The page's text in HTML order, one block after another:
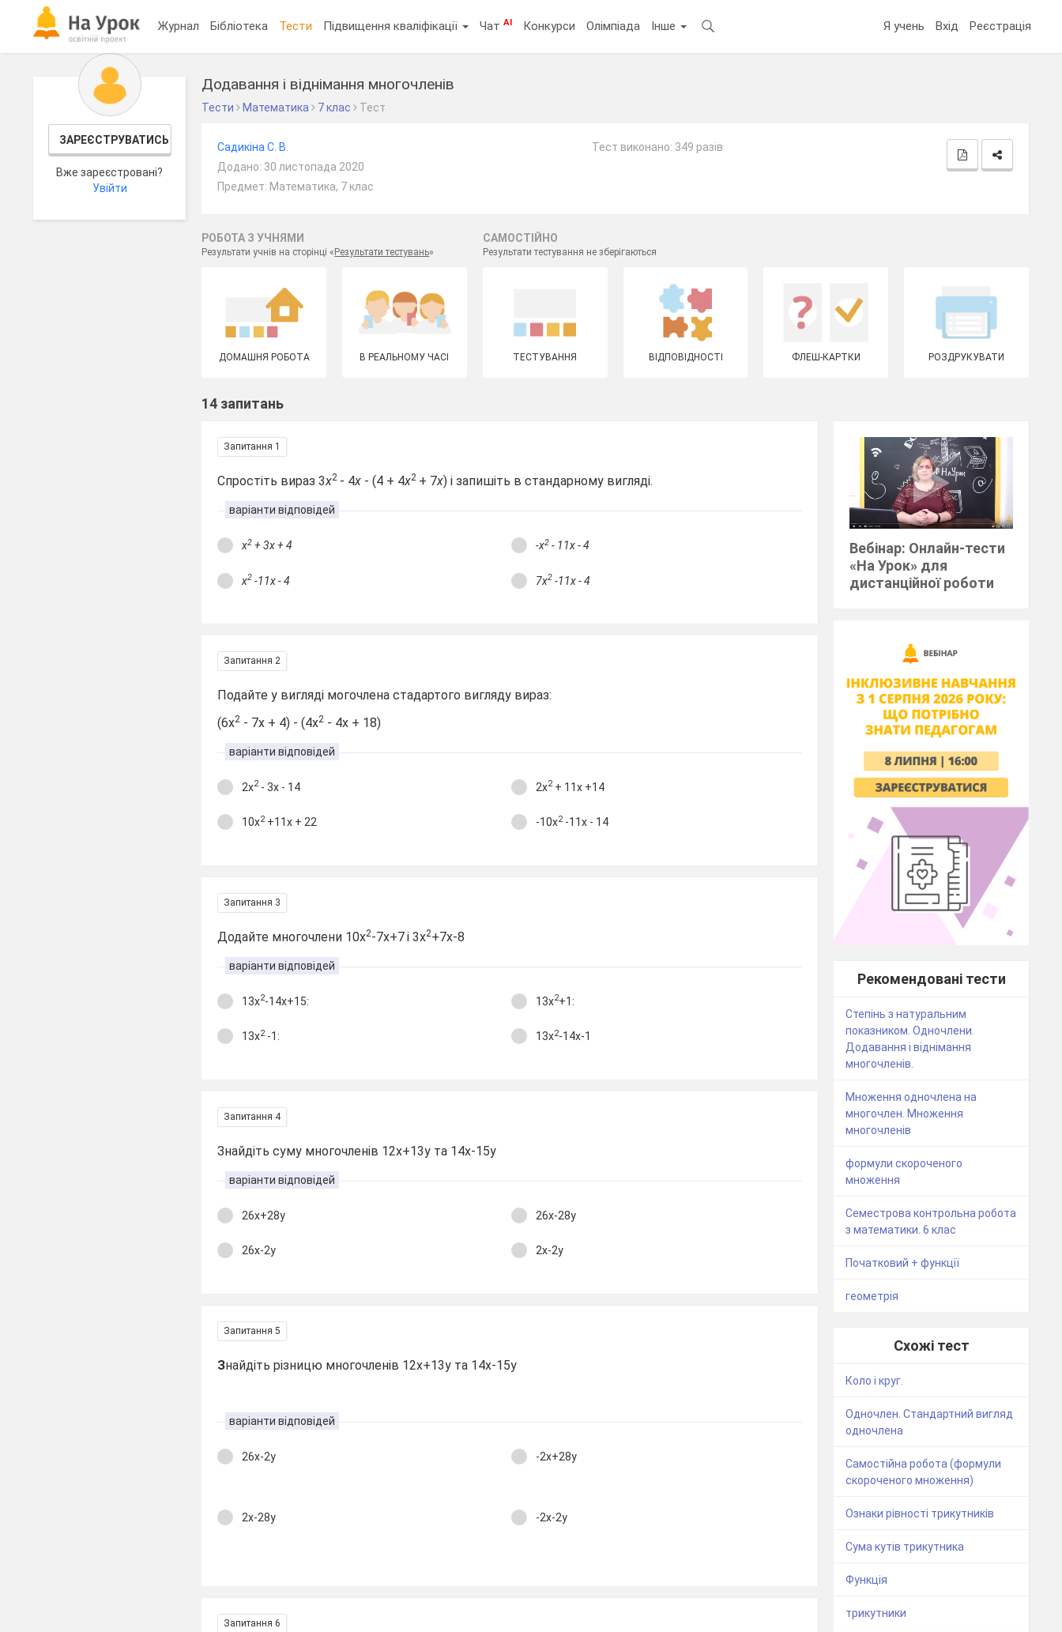
Журнал Бібліотека Тести Підвищення кваліфікації ЧатAI Конкурси Олімпіада Інше Я учень Вхід Реєстрація
ЗАРЕЄСТРУВАТИСЬ
Вже зареєстровані?
Увійти
Додавання і віднімання многочленів
Тести Математика 7 клас Тест
Садикіна С. В.
Додано: 30 листопада 2020
Предмет: Математика, 7 клас
Тест виконано: 349 разів
РОБОТА З УЧНЯМИ
Результати учнів на сторінці « Результати тестувань»
САМОСТІЙНО
Результати тестування не зберігаються
ДОМАШНЯ РОБОТА В РЕАЛЬНОМУ ЧАСІ ТЕСТУВАННЯ ВІДПОВІДНОСТІ ФЛЕШ-КАРТКИ РОЗДРУКУВАТИ
14 запитань
Запитання 1
Спростіть вираз 3х2 - 4х - (4 + 4х2 + 7х) і запишіть в стандарному вигляді.
варіанти відповідей
x2 + 3x + 4 -x2- 11x - 4
x2 -11x - 4 7x2-11x - 4
Запитання 2
Подайте у вигляді могочлена стадартого вигляду вираз:
(6х2 - 7х + 4) - (4х2 - 4х + 18)
варіанти відповідей
2х2- 3х - 14 2х2+ 11х +14
10х2+11х + 22 -10х2-11х - 14
Запитання 3
Додайте многочлени 10х2-7х+7і 3х2+7х-8
варіанти відповідей
13х2-14х+15: 13х2+1:
13х2 -1: 13х2-14х-1
Запитання 4
Знайдіть суму многочленів 12х+13у та 14х-15у
варіанти відповідей
26х+28у 26х-28у
26х-2у 2х-2у
Запитання 5
Знайдіть різницю многочленів 12х+13у та 14х-15у
варіанти відповідей
26х-2у -2х+28у
2х-28у -2х-2у
Запитання 6
Вебінар: Онлайн-тести
«На Урок» для
дистанційної роботи
Рекомендовані тести
Степінь з натуральним
показником. Одночлени.
Додавання і віднімання
многочленів.
Множення одночлена на
многочлен. Множення
многочленів
формули скороченого
множення
Семестрова контрольна робота
з математики. 6 клас
Початковий + функції
геометрія
Схожі тест
Коло і круг.
Одночлен. Стандартний вигляд
одночлена
Самостійна робота (формули
скороченого множення)
Ознаки рівності трикутників
Сума кутів трикутника
Функція
трикутники